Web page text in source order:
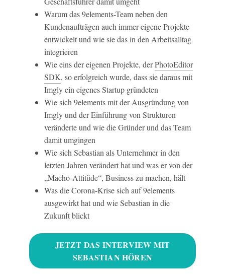
Warum das 9elements-Team neben den
Kundenaufträgen auch immer eigene Projekte
entwickelt und wie sie das in den Arbeitsalltag
integrieren
Wie eins der eigenen Projekte, derPhotoEditor
SDK, so erfolgreich wurde, dass sie daraus mit
Imgly ein eigenes Startup gründeten
Wie sich 9elements mit der Ausgründung von
Imgly und der Einführung von Strukturen
veränderte und wie die Gründer und das Team
damit umgingen
Wie sich Sebastian als Unternehmer in den
letzten Jahren verändert hat und was er von der
„Macho-Attitüde“, Business zu machen, hält
Was die Corona-Krise sich auf 9elements
ausgewirkt hat und wie Sebastian in die
Zukunft blickt
JETZT DAS INTERVIEW MIT
SEBASTIAN HÖREN